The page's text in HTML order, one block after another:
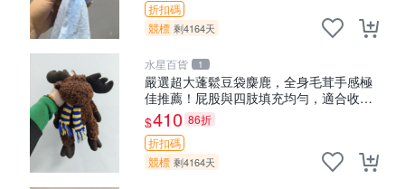
折扣碼
競標 剩4164天
水星百貨 1
嚴選超大蓬鬆豆袋麋鹿，全身毛茸手感極
佳推薦！屁股與四肢填充均勻，適合收藏
與孩童共賞。 麋鹿 豆袋 毛茸玩具
$410 86折
折扣碼
競標 剩4164天